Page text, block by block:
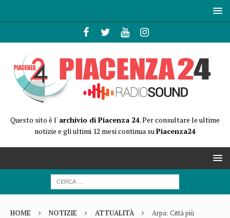
Questo sito è l'archivio di Piacenza 24. Per consultare le ultime
notizie e gli ultimi 12 mesi continua suPiacenza24
HOME NOTIZIE ATTUALITÀ
Arpa: Città più